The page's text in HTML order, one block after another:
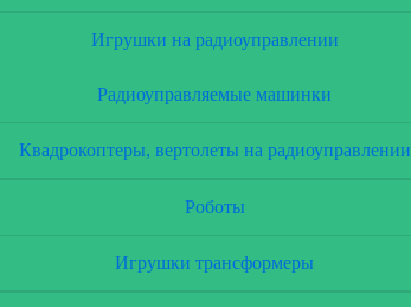
Игрушки на радиоуправлении
Радиоуправляемые машинки
Квадрокоптеры, вертолеты на радиоуправлении
Роботы
Игрушки трансформеры